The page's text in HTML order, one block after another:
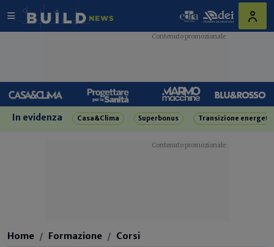
In evidenza Casa&Clima Superbonus Transizione
Home Formazione Corsi